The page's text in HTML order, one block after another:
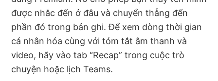
được nhắc đến ở đâu và chuyển thẳng đến
phần đó trong bản ghi. Để xem dòng thời gian
cá nhân hóa cùng với tóm tắt âm thanh và
video, hãy vào tab “Recap” trong cuộc trò
chuyện hoặc lịch Teams.